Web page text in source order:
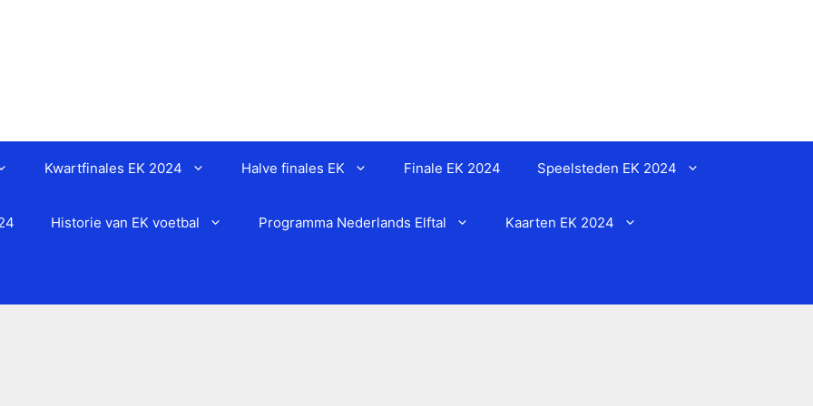
Kwartfinales EK 2024 Halve finales EK Finale EK 2024 Speelsteden EK 2024
Historie van EK voetbal Programma Nederlands Elftal Kaarten EK 2024